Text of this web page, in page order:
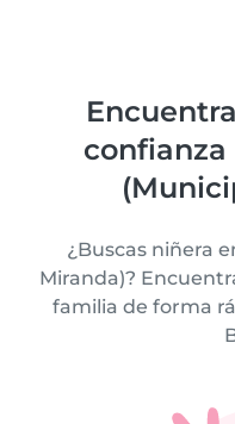
confianza
¿Buscas niñera
Miranda)?
familia de forma